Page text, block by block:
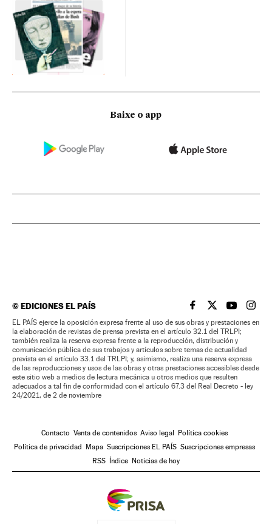
Baixe o app
©EDICIONES EL PAÍS EL PAÍS BRASIL EN
EL PAÍSEL PAÍS
EL
EL PAÍS ejerce la oposición expresa frente al uso de sus obras y prestaciones en
la elaboración de revistas de prensa prevista en el artículo 32.1 del TRLPI;
también realiza la reserva expresa frente a la reproducción, distribución y
comunicación pública de sus trabajos y artículos sobre temas de actualidad
prevista en el artículo 33.1 del TRLPI; y, asimismo, realiza una reserva expresa
de las reproducciones y usos de las obras y otras prestaciones accesibles desde
este sitio web a medios de lectura mecánica u otros medios que resulten
adecuados a tal fin de conformidad con el artículo 67.3 del Real Decreto - ley
24/2021, de 2 de noviembre
Contacto Venta de contenidos Aviso legal Política cookies
Política de privacidad Mapa Suscripciones EL PAÍS Suscripciones empresas
RSS Índice Noticias de hoy